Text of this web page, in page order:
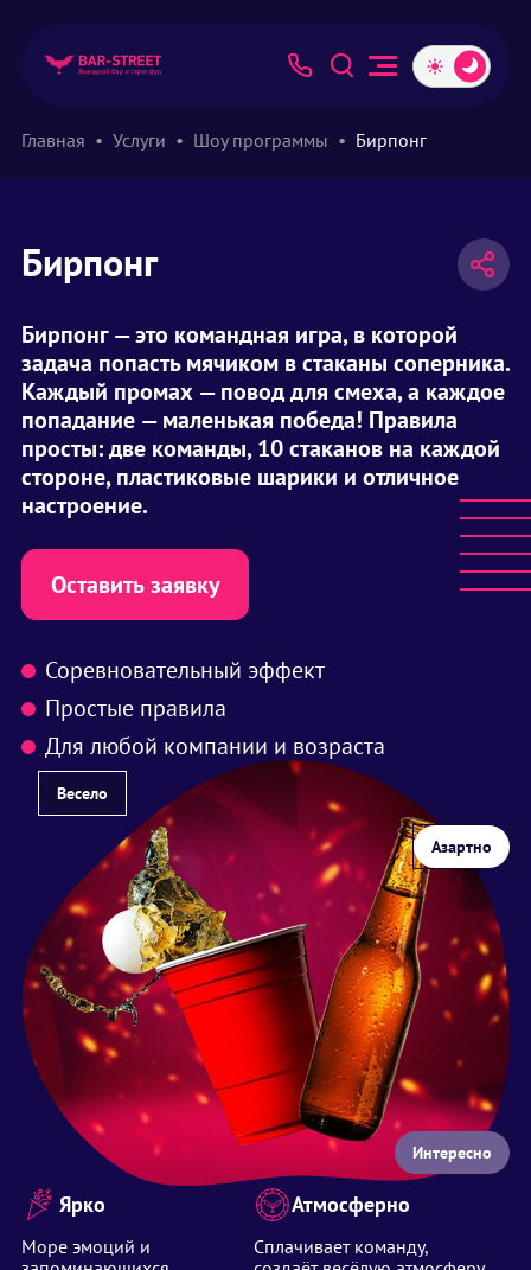
Главная Услуги Шоу программы Бирпонг
Весело
Азартно
Интересно
Бирпонг
Бирпонг — это командная игра, в которой
задача попасть мячиком в стаканы соперника.
Каждый промах — повод для смеха, а каждое
попадание — маленькая победа! Правила
просты: две команды, 10 стаканов на каждой
стороне, пластиковые шарики и отличное
настроение.
Оставить заявку
Соревновательный эффект
Простые правила
Для любой компании и возраста
Ярко
Море эмоций и
Атмосферно
Сплачивает команду,